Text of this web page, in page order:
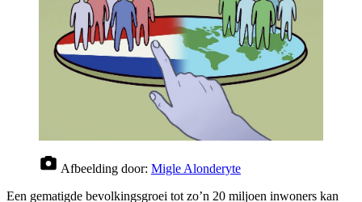
Afbeelding door: Migle Alonderyte
Een gematigde bevolkingsgroei tot zo’n 20 miljoen inwoners kan